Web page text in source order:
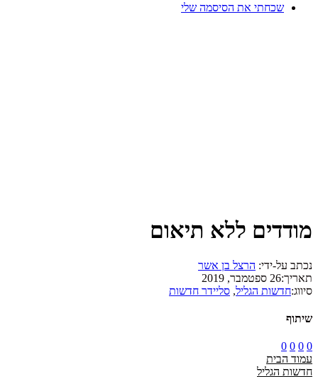
שכחתי את הסיסמה שלי
מודדים ללא תיאום
נכתב על-ידי: הרצל בן אשר
תאריך:26 ספטמבר, 2019
סיווג:חדשות הגליל, סליידר חדשות
שיתוף
0
0
0
0
עמוד הבית
חדשות הגליל